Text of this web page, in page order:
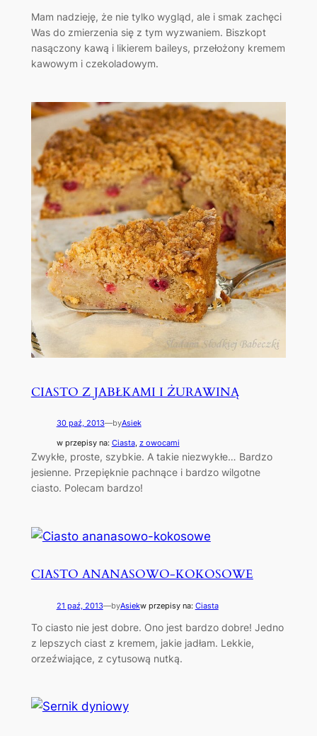
Mam nadzieję, że nie tylko wygląd, ale i smak zachęci
Was do zmierzenia się z tym wyzwaniem. Biszkopt
nasączony kawą i likierem baileys, przełożony kremem
kawowym i czekoladowym.
CIASTO Z JABŁKAMI I ŻURAWINĄ
30 paź, 2013—byAsiek
w przepisy na: Ciasta, z owocami
Zwykłe, proste, szybkie. A takie niezwykłe… Bardzo
jesienne. Przepięknie pachnące i bardzo wilgotne
ciasto. Polecam bardzo!
CIASTO ANANASOWO-KOKOSOWE
21 paź, 2013—byAsiekw przepisy na: Ciasta
To ciasto nie jest dobre. Ono jest bardzo dobre! Jedno
z lepszych ciast z kremem, jakie jadłam. Lekkie,
orzeźwiające, z cytusową nutką.